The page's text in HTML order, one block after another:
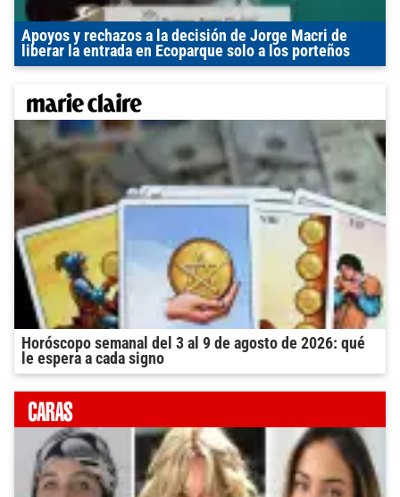
Apoyos y rechazos a la decisión de Jorge Macri de
liberar la entrada en Ecoparque solo a los porteños
Horóscopo semanal del 3 al 9 de agosto de 2026: qué
le espera a cada signo